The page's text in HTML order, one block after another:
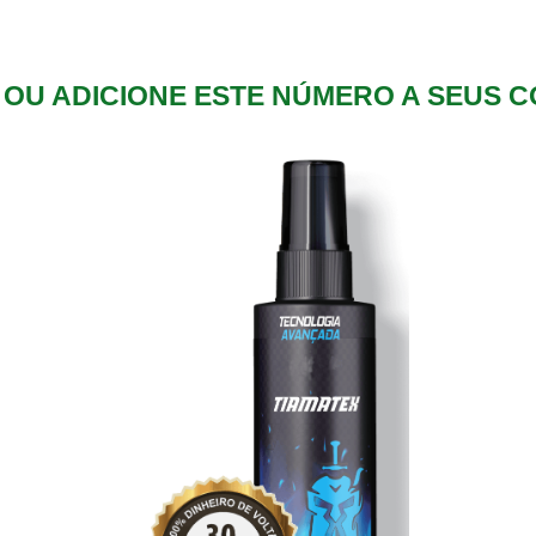
ADICIONE ESTE NÚMERO A SEUS